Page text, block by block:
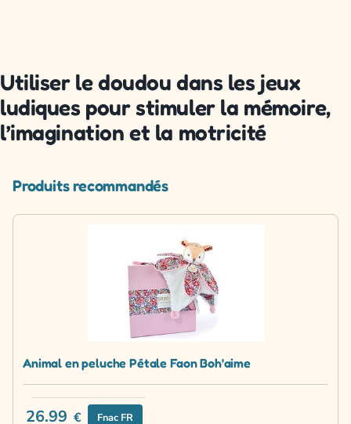
Utiliser le doudou dans les jeux
ludiques pour stimuler la mémoire,
l’imagination et la motricité
Produits recommandés
Animal en peluche Pétale Faon Boh'aime
26.99 € Fnac FR